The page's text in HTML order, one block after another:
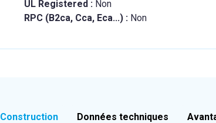
UL Registered : Non
RPC (B2ca, Cca, Eca...) : Non
Construction Données techniques